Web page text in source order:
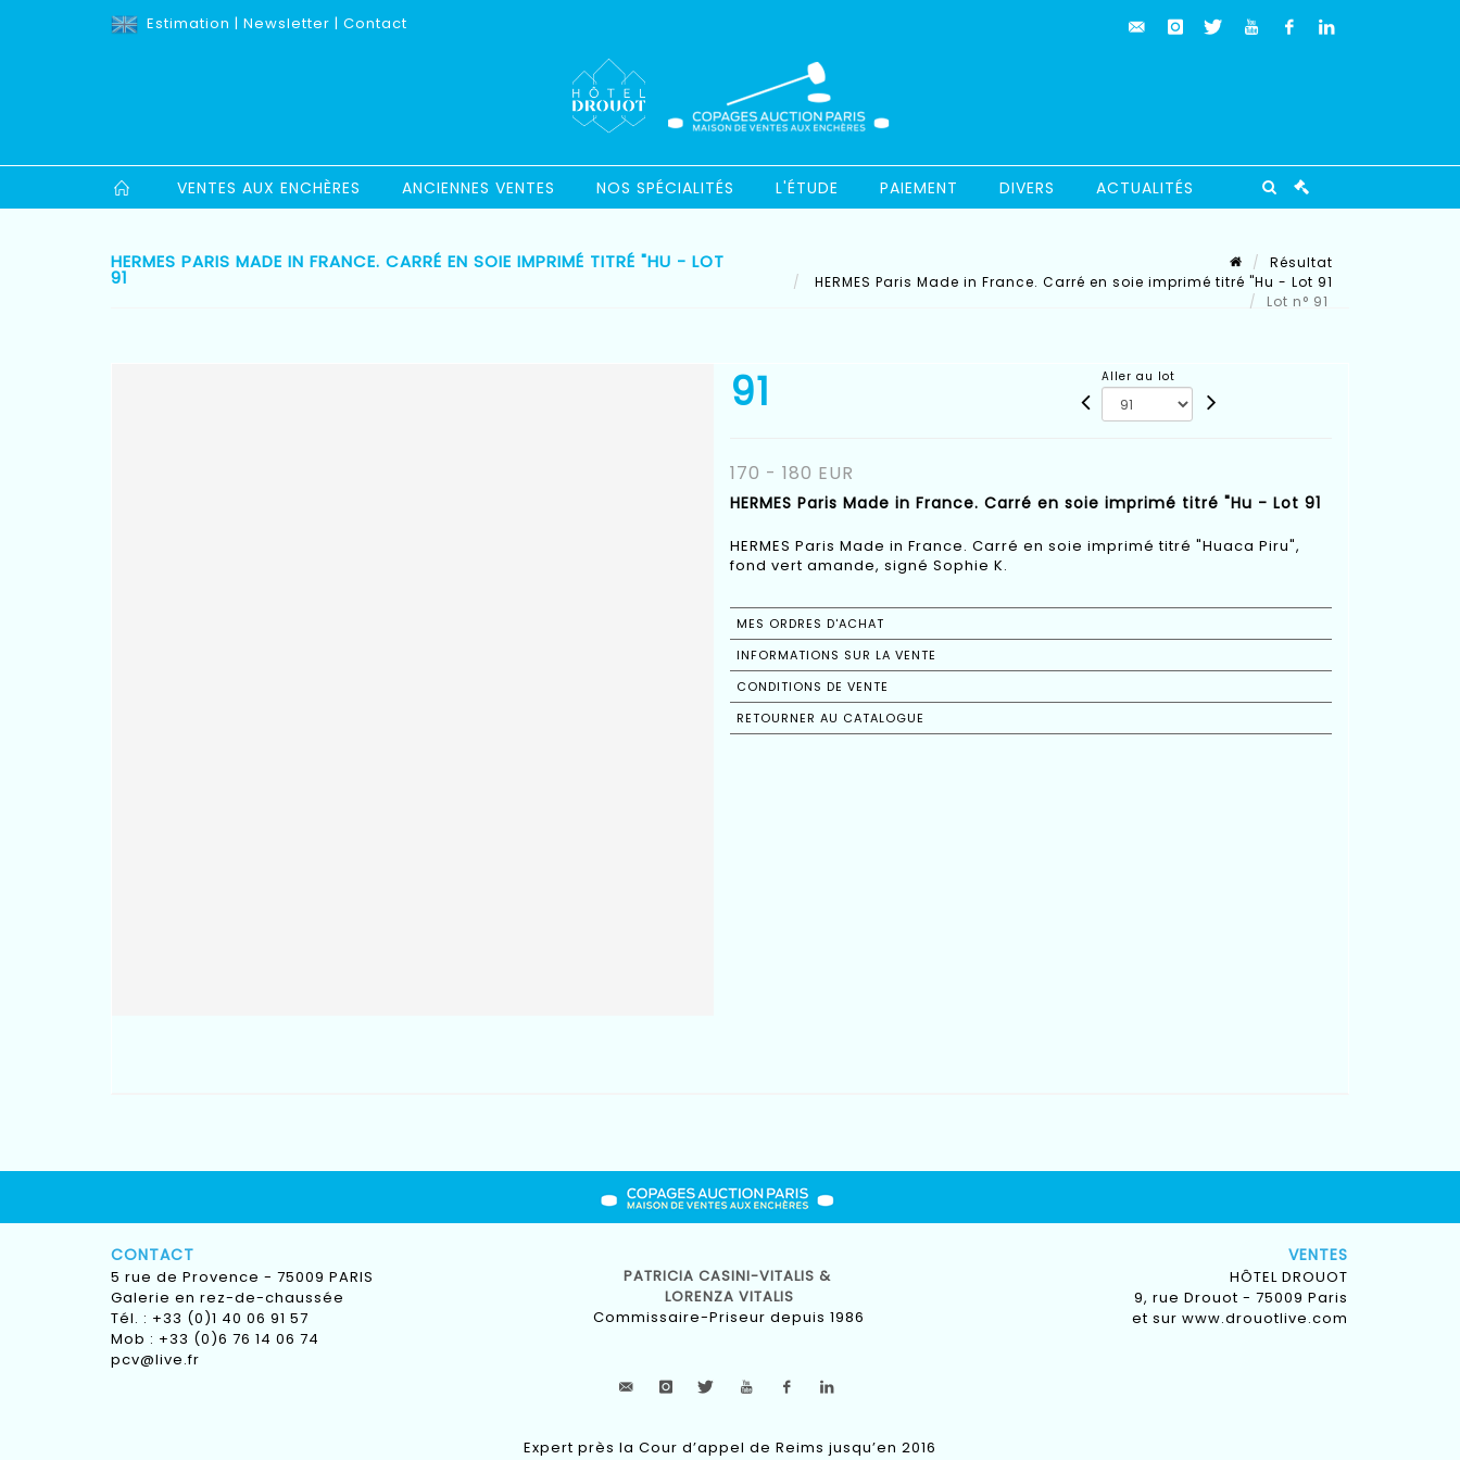
Estimation | Newsletter | Contact
VENTES AUX ENCHÈRES ANCIENNES VENTES NOS SPÉCIALITÉS L'ÉTUDE PAIEMENT DIVERS ACTUALITÉS
HERMES PARIS MADE IN FRANCE. CARRÉ EN SOIE IMPRIMÉ TITRÉ "HU - LOT
91
Résultat
HERMES Paris Made in France. Carré en soie imprimé titré "Hu - Lot 91
Lot n° 91
91 Aller au lot
170 - 180 EUR
HERMES Paris Made in France. Carré en soie imprimé titré "Hu - Lot 91
HERMES Paris Made in France. Carré en soie imprimé titré "Huaca Piru",
fond vert amande, signé Sophie K.
MES ORDRES D'ACHAT
INFORMATIONS SUR LA VENTE
CONDITIONS DE VENTE
RETOURNER AU CATALOGUE
CONTACT
5 rue de Provence - 75009 PARIS
Galerie en rez-de-chaussée
Tél. : +33 (0)1 40 06 91 57
Mob : +33 (0)6 76 14 06 74
pcv@live.fr
PATRICIA CASINI-VITALIS &
LORENZA VITALIS
Commissaire-Priseur depuis 1986
VENTES
HÔTEL DROUOT
9, rue Drouot - 75009 Paris
et sur www.drouotlive.com
Expert près la Cour d’appel de Reims jusqu’en 2016